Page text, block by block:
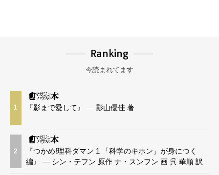
Ranking
今読まれてます
1 『影まで愛して』 — 影山優佳 著
2
『つかめ!理科ダマン 1 「科学のキホン」が身につく
編』 — シン・テフン 原作 ナ・スンフン 画 呉 華順 訳